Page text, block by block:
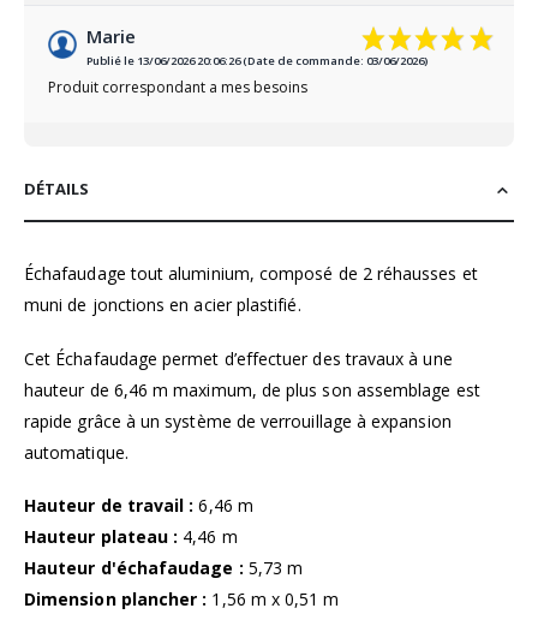
Marie
Publié le 13/06/2026 20:06:26 (Date de commande: 03/06/2026)
Produit correspondant a mes besoins
DÉTAILS
Échafaudage tout aluminium, composé de 2 réhausses et
muni de jonctions en acier plastifié.
Cet Échafaudage permet d’effectuer des travaux à une
hauteur de 6,46 m maximum, de plus son assemblage est
rapide grâce à un système de verrouillage à expansion
automatique.
Hauteur de travail : 6,46 m
Hauteur plateau : 4,46 m
Hauteur d'échafaudage : 5,73 m
Dimension plancher : 1,56 m x 0,51 m